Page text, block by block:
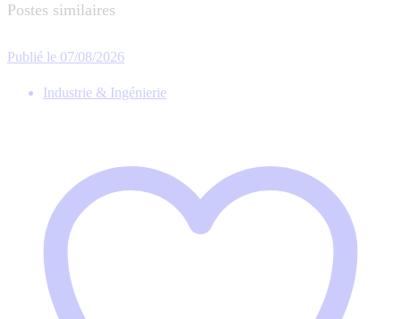
Postes similaires
Publié le 07/08/2026
Industrie & Ingénierie